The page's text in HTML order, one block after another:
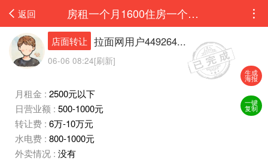
生成
海报
一键
复制
返回 房租一个月1600住房一个月三百多电费一个月1000多电电费¥0.72水费¥5.8看你怎么用电...
店面转让 拉面网用户449264...
06-06 08:24[刷新]
月租金 : 2500元以下
日营业额 : 500-1000元
转让费 : 6万-10万元
水电费 : 800-1000元
外卖情况 : 没有